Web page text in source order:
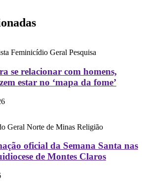
Feminicídio Geral Pesquisa
se relacionar com homens,
estar no ‘mapa da fome’
Geral Norte de Minas Religião
oficial da Semana Santa nas
de Montes Claros